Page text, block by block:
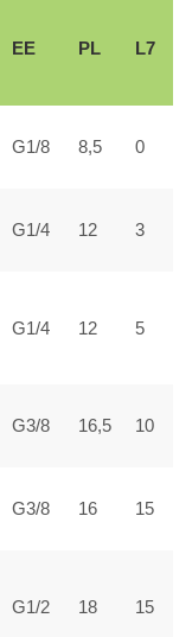
ЕЕ PL L7
G1/8 8,5 0
G1/4 12 3
G1/4 12 5
G3/8 16,5 10
G3/8 16 15
G1/2 18 15